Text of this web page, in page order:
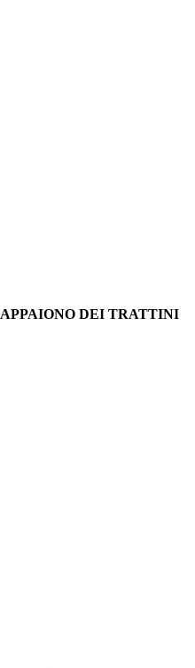
APPAIONO DEI TRATTINI